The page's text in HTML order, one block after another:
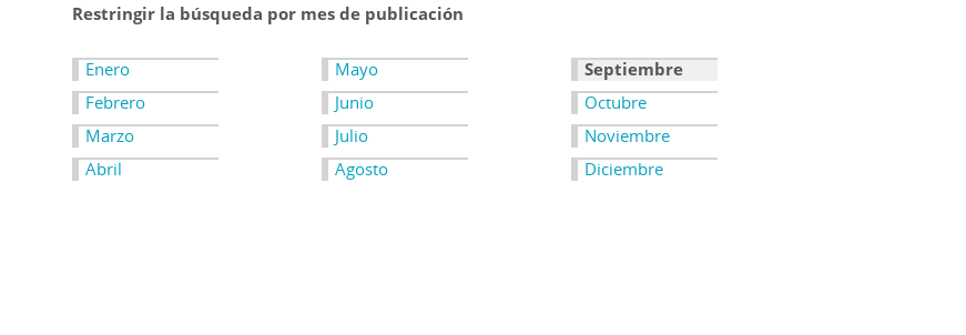
Restringir la búsqueda por mes de publicación
Enero
Febrero
Marzo
Abril
Mayo
Junio
Julio
Agosto
Septiembre
Octubre
Noviembre
Diciembre